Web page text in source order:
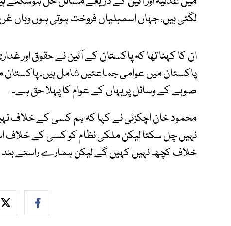
لگتی ہیں، جہاں اسمبلیاں فروخت ہوتی ہوں
ان کا کہنا تھا کہ پاکستان کے آئین نے حقوق اور
پاکستان میں عوامی جماعتیں شامل ہیں، پاکستان
صوبے کے وسائل پر یہاں کے عوام کا پہلا حق ہے۔
محمود خان اچکزئی نے کہا کہ ہم کسی کے خلاف
نہیں چل سکتا لیکن ملکی نظام کو کسی کے خلاف
خلاف کچھ نہیں کہیں گے لیکن ہمارے راستے بند